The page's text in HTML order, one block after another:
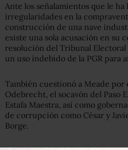
Ante los señalamientos que le ha
irregularidades en la
construcción de una nave
existe una sola acusación en su
resolución del Tribunal
un uso indebido de la PGR para
También cuestionó a Meade por
Odebrecht, el socavón del Paso
Estafa Maestra, así como
de corrupción como César y
Borge.